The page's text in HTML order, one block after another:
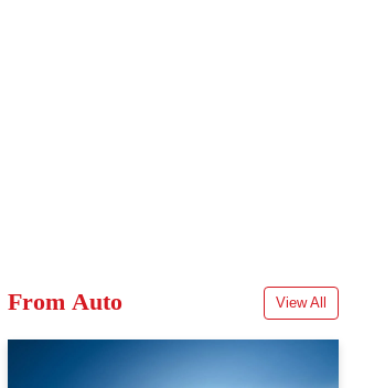
From Auto View All